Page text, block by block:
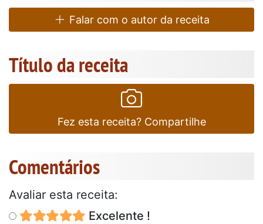
Falar com o autor da receita
Título da receita
Fez esta receita? Compartilhe
Comentários
Avaliar esta receita:
Excelente !